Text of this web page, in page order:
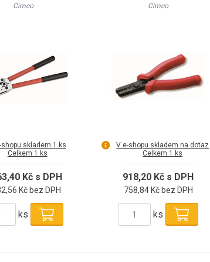
DIN - 390 mm
Cimco
shopu skladem 1 ks
Celkem 1 ks
Kč s DPH
Kč bez DPH
ks
150 mm
Cimco
V e-shopu skladem na dotaz
Celkem 1 ks
918,20 Kč s DPH
758,84 Kč bez DPH
ks